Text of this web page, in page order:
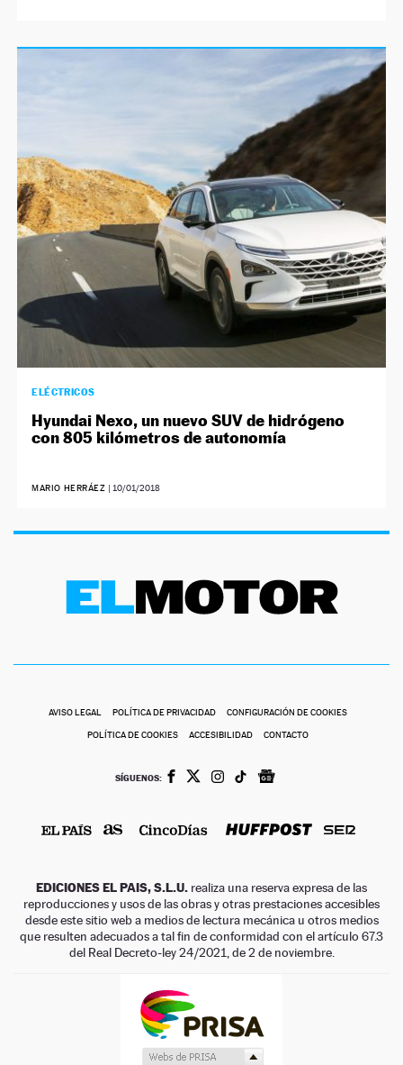
ELÉCTRICOS
Hyundai Nexo, un nuevo SUV de hidrógeno
con 805 kilómetros de autonomía
MARIO HERRÁEZ | 10/01/2018
AVISO LEGAL POLÍTICA DE PRIVACIDAD CONFIGURACIÓN DE COOKIES
POLÍTICA DE COOKIES ACCESIBILIDAD CONTACTO
SÍGUENOS:
EDICIONES EL PAIS, S.L.U. realiza una reserva expresa de las
reproducciones y usos de las obras y otras prestaciones accesibles
desde este sitio web a medios de lectura mecánica u otros medios
que resulten adecuados a tal fin de conformidad con el artículo 67.3
del Real Decreto-ley 24/2021, de 2 de noviembre.